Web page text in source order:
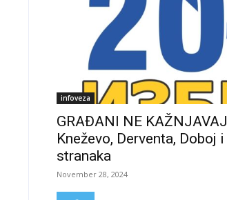
infoveza
GRAĐANI NE
Kneževo, Derventa,
stranaka
November 28, 2024